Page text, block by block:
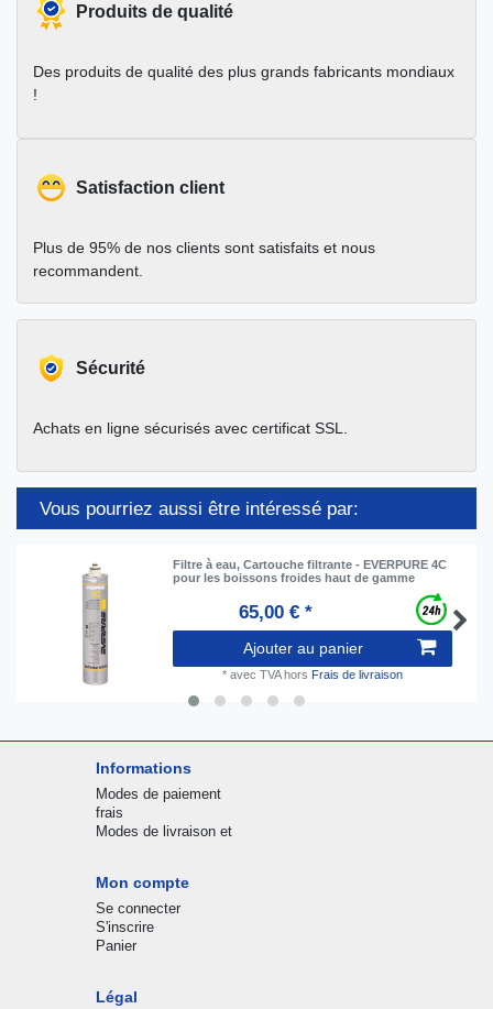
Produits de qualité
Des produits de qualité des plus grands fabricants mondiaux
!
Satisfaction client
Plus de 95% de nos clients sont satisfaits et nous
recommandent.
Sécurité
Achats en ligne sécurisés avec certificat SSL.
Vous pourriez aussi être intéressé par:
Filtre à eau, Cartouche filtrante - EVERPURE 4C
pour les boissons froides haut de gamme
65,00 € *
Ajouter au panier
* avec TVAhors Frais de livraison
Informations
Modes de paiement
frais
Modes de livraison et
Mon compte
Se connecter
S'inscrire
Panier
Légal